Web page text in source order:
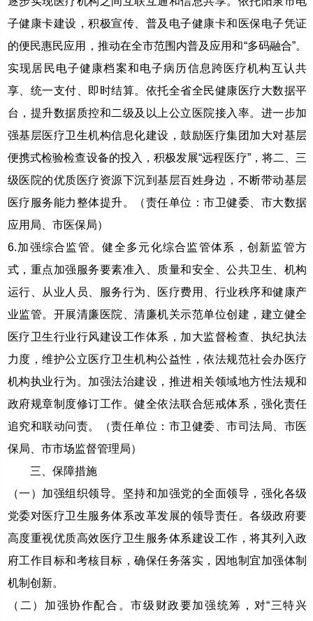
子健康卡建设，积极宣传、普及电子健康卡和医保电子凭证
的便民惠民应用，推动在全市范围内普及应用和“多码融合”。
实现居民电子健康档案和电子病历信息跨医疗机构互认共
享、统一支付、即时结算。依托全省全民健康医疗大数据平
台，提升数据质控和二级及以上公立医院接入率。进一步加
强基层医疗卫生机构信息化建设，鼓励医疗集团加大对基层
便携式检验检查设备的投入，积极发展“远程医疗”，将二、三
级医院的优质医疗资源下沉到基层百姓身边，不断带动基层
医疗服务能力整体提升。（责任单位：市卫健委、市大数据
应用局、市医保局）
6.加强综合监管。健全多元化综合监管体系，创新监管方
式，重点加强服务要素准入、质量和安全、公共卫生、机构
运行、从业人员、服务行为、医疗费用、行业秩序和健康产
业监管。开展清廉医院、清廉机关示范单位创建，建立健全
医疗卫生行业行风建设工作体系，加大监督检查、执纪执法
力度，维护公立医疗卫生机构公益性，依法规范社会办医疗
机构执业行为。加强法治建设，推进相关领域地方性法规和
政府规章制度修订工作。健全依法联合惩戒体系，强化责任
追究和联动问责。（责任单位：市卫健委、市司法局、市医
保局、市市场监督管理局）
三、保障措施
（一）加强组织领导。坚持和加强党的全面领导，强化各级
党委对医疗卫生服务体系改革发展的领导责任。各级政府要
高度重视优质高效医疗卫生服务体系建设工作，将其列入政
府工作目标和考核目标，确保任务落实，因地制宜加强体制
机制创新。
（二）加强协作配合。市级财政要加强统筹，对“三特兴